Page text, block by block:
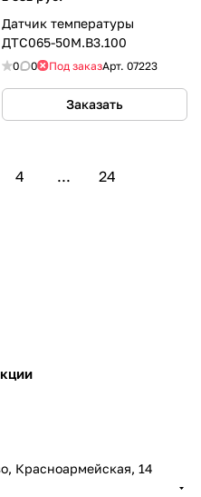
Датчик температуры
ДТС065-50М.В3.100
0 0 Под заказАрт. 07223
Заказать
4 ... 24
Красноармейская, 14